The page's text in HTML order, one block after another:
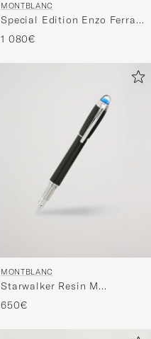
MONTBLANC
Special Edition Enzo Ferrari
Ballpoint Pen Modena
Giallo
1 080€
MONTBLANC
Starwalker Resin M
Fountain Pen Black
650€